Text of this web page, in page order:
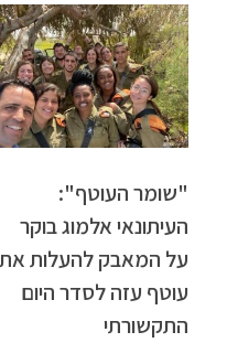
"שומר העוטף":
העיתונאי אלמוג בוקר
על המאבק להעלות את
עוטף עזה לסדר היום
התקשורתי